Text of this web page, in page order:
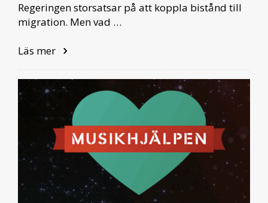
Regeringen storsatsar på att koppla bistånd till
migration. Men vad …
Läs mer